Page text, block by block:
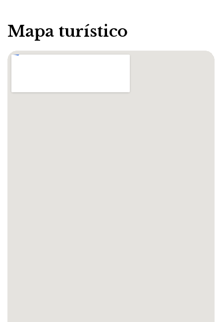
Mapa turístico